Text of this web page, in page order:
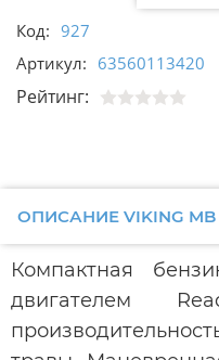
Код: 927
Артикул: 63560113420
Рейтинг:
ОПИСАНИЕ VIKING MB
Компактная
двигателем